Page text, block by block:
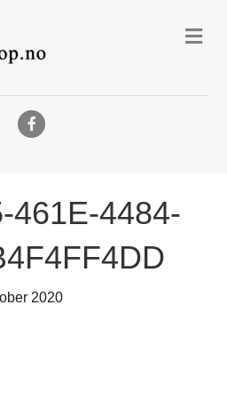
Facebook
461E-4484-
2020